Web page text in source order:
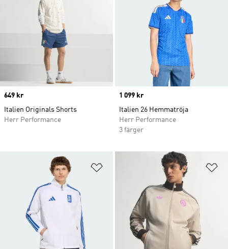
Price
649 kr
Italien Originals Shorts
Herr Performance
Price
1 099 kr
Italien 26 Hemmatröja
Herr Performance
3 färger
Lägg till på önskelistan